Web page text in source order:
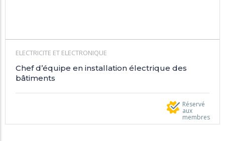
ELECTRICITE ET ELECTRONIQUE
Chef d’équipe en installation électrique des
bâtiments
Réservé
aux
membres